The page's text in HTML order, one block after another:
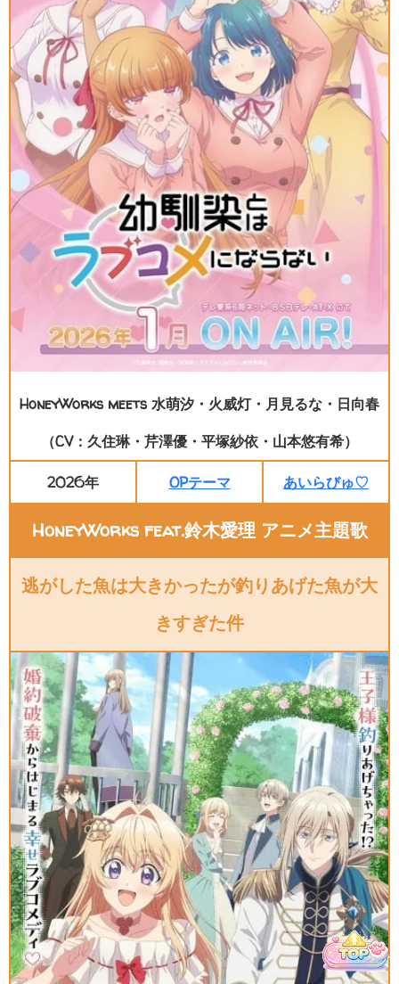
Hello Music
HoneyWorks meets 水萌汐・火威灯・月見るな・日向春
（CV：久住琳・芹澤優・平塚紗依・山本悠有希）
2026年 OPテーマ あいらびゅ♡
HoneyWorks feat.鈴木愛理 アニメ主題歌
逃がした魚は大きかったが釣りあげた魚が大
きすぎた件